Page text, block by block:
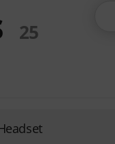
25